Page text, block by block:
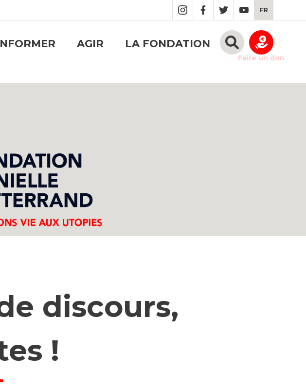
FR
AGIR LA FONDATION
Faire un don
discours,
!